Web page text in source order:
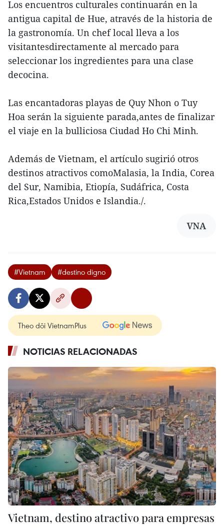
Los encuentros culturales continuarán en la
antigua capital de Hue, através de la historia de
la gastronomía. Un chef local lleva a los
visitantesdirectamente al mercado para
seleccionar los ingredientes para una clase
decocina.
Las encantadoras playas de Quy Nhon o Tuy
Hoa serán la siguiente parada,antes de finalizar
el viaje en la bulliciosa Ciudad Ho Chi Minh.
Además de Vietnam, el artículo sugirió otros
destinos atractivos comoMalasia, la India, Corea
del Sur, Namibia, Etiopía, Sudáfrica, Costa
Rica,Estados Unidos e Islandia./.
VNA
#Vietnam #destino digno
Theo dõi VietnamPlus
NOTICIAS RELACIONADAS
Vietnam, destino atractivo para empresas